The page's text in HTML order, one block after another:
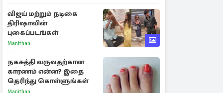
விஜய் மற்றும் நடிகை
திரிஷாவின்
புகைப்படங்கள்
Manithan
நகசுத்தி வருவதற்கான
காரணம் என்ன? இதை
தெரிந்து கொள்ளுங்கள்